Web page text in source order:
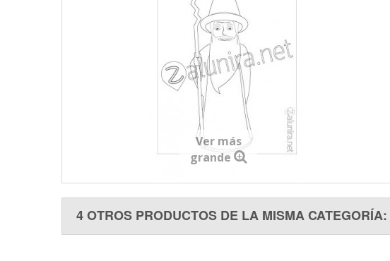
Ver más
grande
4 OTROS PRODUCTOS DE LA MISMA CATEGORÍA: